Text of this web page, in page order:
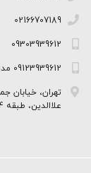
02166707189
09303939612
09123939612 مدیریت
تهران، خیابان
علاالدین، طبقه 4، پلاک 482